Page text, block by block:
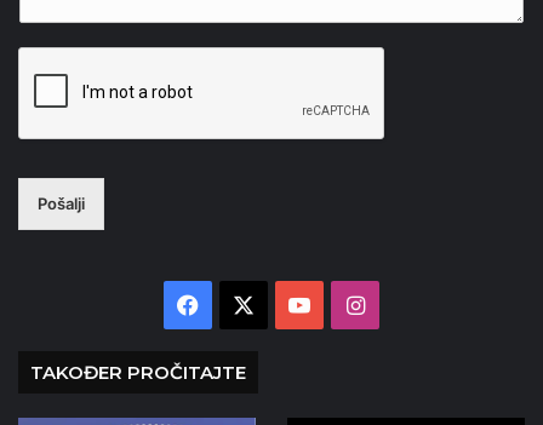
Pošalji
Facebook YouTubeInstagram
TAKOĐER PROČITAJTE